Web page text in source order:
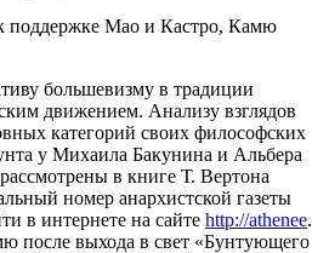
поддержке Мао и Кастро, Камю
большевизму в традиции
движением. Анализу взглядов
категорий своих философских
у Михаила Бакунина и Альбера
в книге Т. Вертона
номер анархистской газеты
в интернете на сайте http://athenee.
после выхода в свет «Бунтующего